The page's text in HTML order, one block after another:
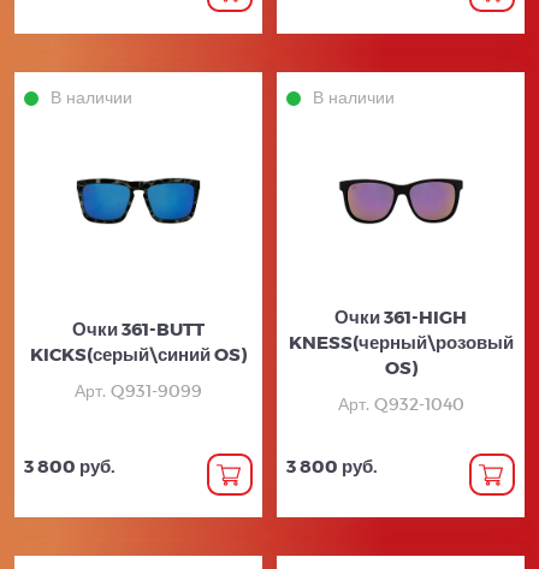
В наличии
Очки 361-BUTT
KICKS(серый\синий OS)
Арт. Q931-9099
3 800 руб.
В наличии
Очки 361-HIGH
KNESS(черный\розовый
OS)
Арт. Q932-1040
3 800 руб.